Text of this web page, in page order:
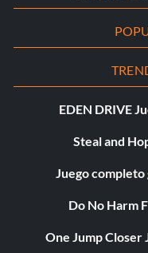
EDEN DRIVE
Steal and
Juego
Do No Harm
One Jump Closer